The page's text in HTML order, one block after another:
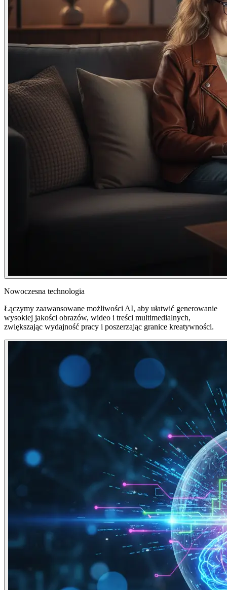
Nowoczesna technologia
Łączymy zaawansowane możliwości AI, aby ułatwić generowanie
wysokiej jakości obrazów, wideo i treści multimedialnych,
zwiększając wydajność pracy i poszerzając granice kreatywności.